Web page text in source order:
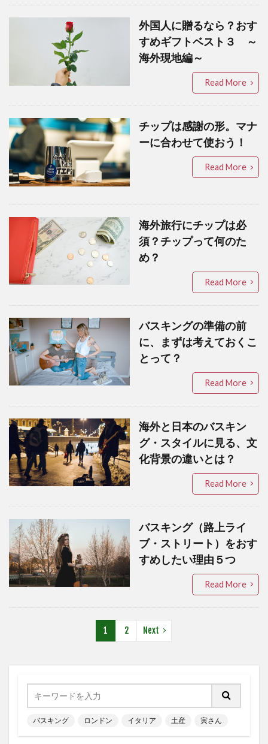
外国人に贈るなら？おす
すめギフトベスト３ ～
海外現地編～
Read More
チップは感謝の形。マナ
ーに合わせて使おう！
Read More
海外旅行にチップは必
須？チップって何のた
め？
Read More
バスキングの準備の前
に、まずは考えておくこ
とって？
Read More
海外と日本のバスキン
グ・スタイルに見る、文
化背景の違いとは？
Read More
バスキング（路上ライ
ブ・ストリート）をおす
すめしたい理由５つ
Read More
1 2 Next
バスキング ロンドン イタリア 土産 寅さん